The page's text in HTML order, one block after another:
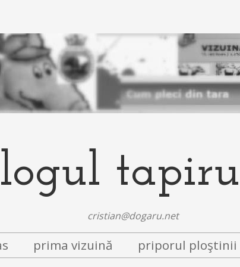
cristian@dogaru.net
prima vizuină priporul ploştinii